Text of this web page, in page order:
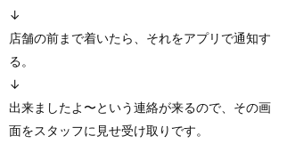
↓
店舗の前まで着いたら、それをアプリで通知す
る。
↓
出来ましたよ〜という連絡が来るので、その画
面をスタッフに見せ受け取りです。